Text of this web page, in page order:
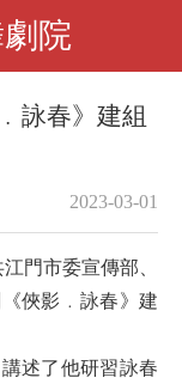
院
詠春》建組
2023-03-01
門市委宣傳部、
俠影 ﹒詠春》建
述了他研習詠春